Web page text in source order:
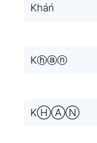
Kháń
Kⓗⓐⓝ
KⒽⒶⓃ